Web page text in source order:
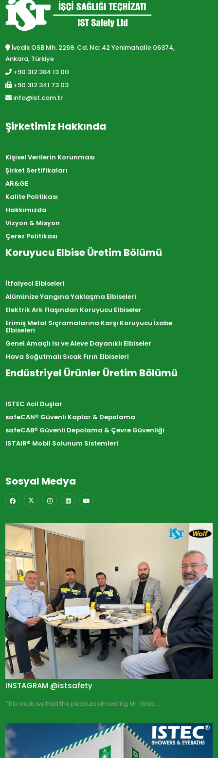
İvedik OSB Mh. 2269. Cd. No: 42 Yenimahalle 06374,
Ankara, Türkiye
+90 312 384 13 00
+90 312 341 73 03
info@ist.com.tr
Şirketimiz Hakkında
Kişisel Verilerin Korunması
Şirket Sertifikaları
AR&GE
Kalite Politikası
Hakkımızda
Vizyon & Misyon
Çerez Politikası
Koruyucu Elbise Üretim Bölümü
İtfaiyeci Elbiseleri
Alüminize Yangına Yaklaşma Elbiseleri
Elektrik Ark Flaşından Koruyucu Elbiseler
Erimiş Metal Sıçramalarına Karşı Koruyucu İzabe
Elbiseleri
Genel Amaçlı Isı ve Aleve Dayanıklı Elbiseler
Hava Soğutmalı Sıcak Fırın Elbiseleri
Endüstriyel Ürünler Üretim Bölümü
ISTEC Acil Duşlar
safeCAN® Güvenli Kaplar & Depolama
safeCAB® Güvenli Depolama & Çevre Güvenliği
ISTAIR® Mobil Solunum Sistemleri
Sosyal Medya
INSTAGRAM @istsafety
This week, we had the pleasure of hosting Mr. Grae...